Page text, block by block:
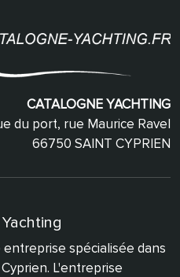
CATALOGNE YACHTING
du port, rue Maurice Ravel
66750 SAINT CYPRIEN
spécialisée dans
L'entreprise